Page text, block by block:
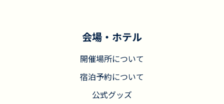
会場・ホテル
開催場所について
宿泊予約について
公式グッズ